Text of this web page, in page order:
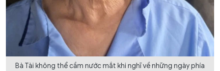
Bà Tài không thể cầm nước mắt khi nghĩ về những ngày phía